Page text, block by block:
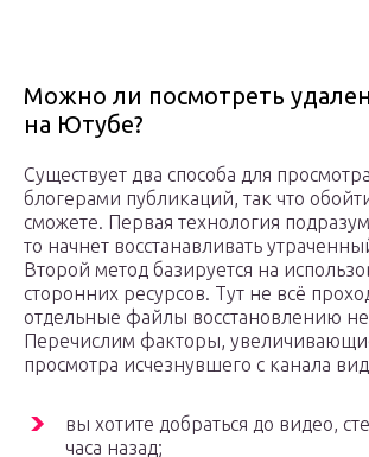
Можно ли посмотреть
на Ютубе?
Существует два способа для
блогерами публикаций, так что
сможете. Первая технология
то начнет восстанавливать
Второй метод базируется на
сторонних ресурсов. Тут не всё
отдельные файлы восстановлению
Перечислим факторы,
просмотра исчезнувшего с канала
вы хотите добраться до видео,
часа назад;